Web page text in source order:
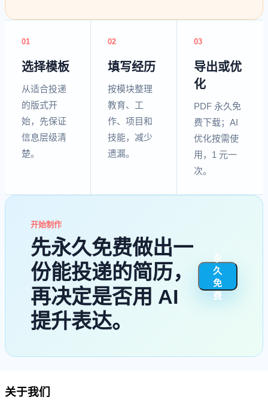
01
选择模板
从适合投递
的版式开
始，先保证
信息层级清
楚。
02
填写经历
按模块整理
教育、工
作、项目和
技能，减少
遗漏。
03
导出或优
化
PDF 永久免
费下载；AI
优化按需使
用，1 元一
次。
开始制作
先永久免费做出一
份能投递的简历，
再决定是否用 AI
提升表达。
永
久
免
费
关于我们